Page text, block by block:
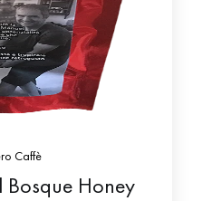
Caffè
Honey